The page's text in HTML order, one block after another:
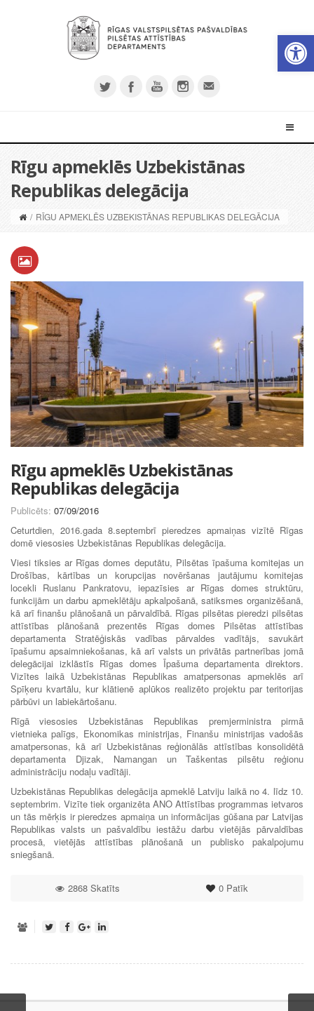
Rīgu apmeklēs Uzbekistānas
Republikas delegācija
/ RĪGU APMEKLĒS UZBEKISTĀNAS REPUBLIKAS DELEGĀCIJA
Rīgu apmeklēs Uzbekistānas
Republikas delegācija
Publicēts: 07/09/2016
Ceturtdien, 2016.gada 8.septembrī pieredzes apmaiņas vizītē Rīgas
domē viesosies Uzbekistānas Republikas delegācija.
Viesi tiksies ar Rīgas domes deputātu, Pilsētas īpašuma komitejas un
Drošības, kārtības un korupcijas novēršanas jautājumu komitejas
locekli Ruslanu Pankratovu, iepazīsies ar Rīgas domes struktūru,
funkcijām un darbu apmeklētāju apkalpošanā, satiksmes organizēšanā,
kā arī finanšu plānošanā un pārvaldībā. Rīgas pilsētas pieredzi pilsētas
attīstības plānošanā prezentēs Rīgas domes Pilsētas attīstības
departamenta Stratēģiskās vadības pārvaldes vadītājs, savukārt
īpašumu apsaimniekošanas, kā arī valsts un privātās partnerības jomā
delegācijai izklāstīs Rīgas domes Īpašuma departamenta direktors.
Vizītes laikā Uzbekistānas Republikas amatpersonas apmeklēs arī
Spīķeru kvartālu, kur klātienē aplūkos realizēto projektu par teritorijas
pārbūvi un labiekārtošanu.
Rīgā viesosies Uzbekistānas Republikas premjerministra pirmā
vietnieka palīgs, Ekonomikas ministrijas, Finanšu ministrijas vadošās
amatpersonas, kā arī Uzbekistānas reģionālās attīstības konsolidētā
departamenta Djizak, Namangan un Taškentas pilsētu reģionu
administrāciju nodaļu vadītāji.
Uzbekistānas Republikas delegācija apmeklē Latviju laikā no 4. līdz 10.
septembrim. Vizīte tiek organizēta ANO Attīstības programmas ietvaros
un tās mērķis ir pieredzes apmaiņa un informācijas gūšana par Latvijas
Republikas valsts un pašvaldību iestāžu darbu vietējās pārvaldības
procesā, vietējās attīstības plānošanā un publisko pakalpojumu
sniegšanā.
0Patīk
2868 Skatīts